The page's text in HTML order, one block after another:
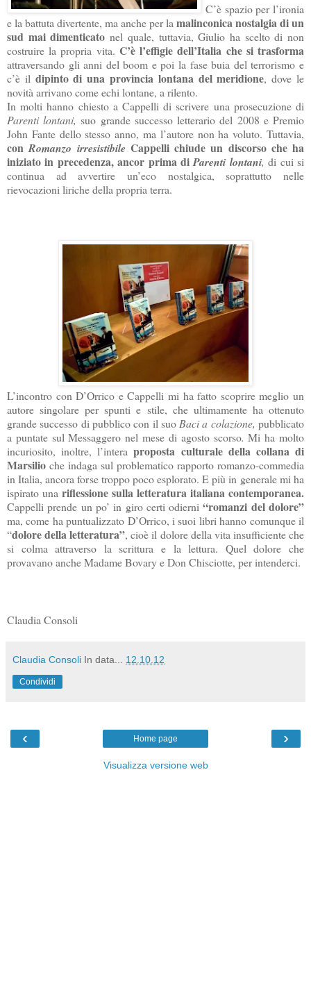
C’è spazio per l’ironia
e la battuta divertente, ma anche per la malinconica nostalgia di un
sud mai dimenticato nel quale, tuttavia, Giulio ha scelto di non
costruire la propria vita. C’è l’effigie dell’Italia che si trasforma
attraversando gli anni del boom e poi la fase buia del terrorismo e
c’è il dipinto di una provincia lontana del meridione, dove le
novità arrivano come echi lontane, a rilento.
In molti hanno chiesto a Cappelli di scrivere una prosecuzione di
Parenti lontani,suo grande successo letterario del 2008 e Premio
John Fante dello stesso anno, ma l’autore non ha voluto. Tuttavia,
conRomanzo irresistibile Cappelli chiude un discorso che ha
iniziato in precedenza, ancor prima diParenti lontani,di cui si
continua ad avvertire un’eco nostalgica, soprattutto nelle
rievocazioni liriche della propria terra.
L’incontro con D’Orrico e Cappelli mi ha fatto scoprire meglio un
autore singolare per spunti e stile, che ultimamente ha ottenuto
grande successo di pubblico con il suo Baci a colazione,pubblicato
a puntate sul Messaggero nel mese di agosto scorso.Mi ha molto
incuriosito, inoltre, l’interaproposta culturale della collana di
Marsilio che indaga sul problematico rapporto romanzo-commedia
in Italia, ancora forse troppo poco esplorato. E più in generale mi ha
ispirato una riflessione sulla letteratura italiana contemporanea.
Cappelli prende un po’ in giro certi odierni“romanzi del dolore”
ma, come ha puntualizzato D’Orrico, i suoi libri hanno comunque il
“dolore della letteratura”, cioè il dolore della vita insufficiente che
si colma attraverso la scrittura e la lettura. Quel dolore che
provavano anche Madame Bovary e Don Chisciotte, per intenderci.
Claudia Consoli
Claudia Consoli In data... 12.10.12
Condividi
‹ ›
Home page
Visualizza versione web